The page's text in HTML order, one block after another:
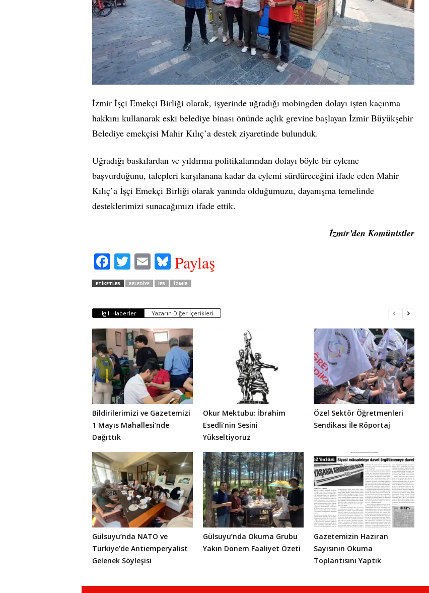
İzmir İşçi Emekçi Birliği olarak, işyerinde uğradığı mobingden dolayı işten kaçınma
hakkını kullanarak eski belediye binası önünde açlık grevine başlayan İzmir Büyükşehir
Belediye emekçisi Mahir Kılıç’a destek ziyaretinde bulunduk.
Uğradığı baskılardan ve yıldırma politikalarından dolayı böyle bir eyleme
başvurduğunu, talepleri karşılanana kadar da eylemi sürdüreceğini ifade eden Mahir
Kılıç’a İşçi Emekçi Birliği olarak yanında olduğumuzu, dayanışma temelinde
desteklerimizi sunacağımızı ifade ettik.
İzmir’den Komünistler
Fa
ce
bo
ok
T
wi
tte
r
E
m
ail
Bl
ue
sk
y
Paylaş
ETIKETLER BELEDIYE İEB IZMIR
İlgili Haberler Yazarın Diğer İçerikleri
Bildirilerimizi ve Gazetemizi
1 Mayıs Mahallesi’nde
Dağıttık
Okur Mektubu: İbrahim
Esedli’nin Sesini
Yükseltiyoruz
Özel Sektör Öğretmenleri
Sendikası İle Röportaj
Gülsuyu’nda NATO ve
Türkiye’de Antiemperyalist
Gelenek Söyleşisi
Gülsuyu’nda Okuma Grubu
Yakın Dönem Faaliyet Özeti
Gazetemizin Haziran
Sayısının Okuma
Toplantısını Yaptık